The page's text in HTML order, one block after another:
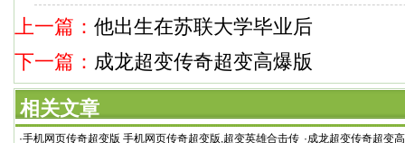
上一篇： 他出生在苏联大学毕业后
下一篇： 成龙超变传奇超变高爆版
相关文章
·手机网页传奇超变版 手机网页传奇超变版,超变英雄合击传 ·成龙超变传奇超变